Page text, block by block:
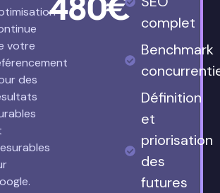
votre
des
complet
Benchmark
Définition
et
priorisation
des
futures